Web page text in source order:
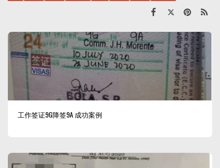
工作签证9G降签9A 成功案例